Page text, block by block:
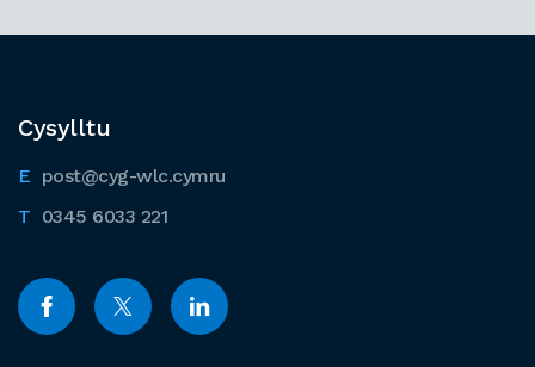
Cysylltu
post@cyg-wlc.cymru
0345 6033 221